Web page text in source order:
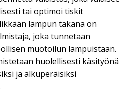
tai optimoi tiskit
lampun takana on
joka tunnetaan
muotoilun lampuistaan.
huolellisesti käsityönä
ja alkuperäisiksi